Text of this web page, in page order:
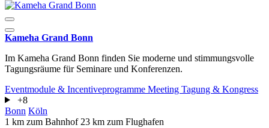
Kameha Grand Bonn
Im Kameha Grand Bonn finden Sie moderne und stimmungsvolle
Tagungsräume für Seminare und Konferenzen.
Eventmodule & Incentiveprogramme Meeting Tagung & Kongress
+8
Bonn Köln
1 km zum Bahnhof 23 km zum Flughafen